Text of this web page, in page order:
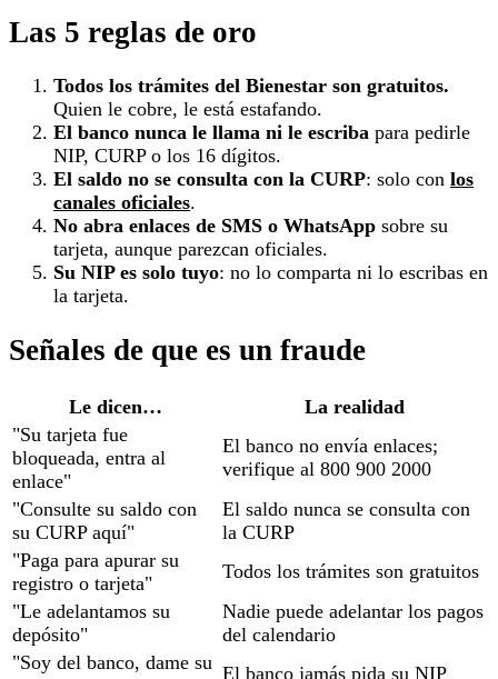
Las 5 reglas de oro
Todos los trámites del Bienestar son gratuitos.
Quien le cobre, le está estafando.
El banco nunca le llama ni le escriba para pedirle
NIP, CURP o los 16 dígitos.
El saldo no se consulta con la CURP: solo con los
canales oficiales.
No abra enlaces de SMS o WhatsApp sobre su
tarjeta, aunque parezcan oficiales.
Su NIP es solo tuyo: no lo comparta ni lo escribas en
la tarjeta.
Señales de que es un fraude
Le dicen…
La realidad
"Su tarjeta fue
bloqueada, entra al
enlace"
El banco no envía enlaces;
verifique al 800 900 2000
"Consulte su saldo con
su CURP aquí"
El saldo nunca se consulta con
la CURP
"Paga para apurar su
registro o tarjeta"
Todos los trámites son gratuitos
"Le adelantamos su
depósito"
Nadie puede adelantar los pagos
del calendario
"Soy del banco, dame su El banco jamás pida su NIP